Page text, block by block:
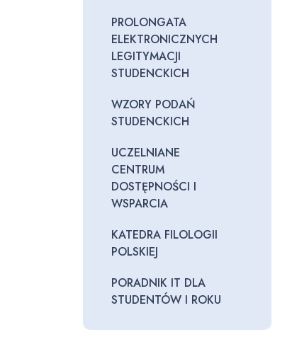
PROLONGATA
ELEKTRONICZNYCH
LEGITYMACJI
STUDENCKICH
WZORY PODAŃ
STUDENCKICH
UCZELNIANE
CENTRUM
DOSTĘPNOŚCI I
WSPARCIA
KATEDRA FILOLOGII
POLSKIEJ
PORADNIK IT DLA
STUDENTÓW I ROKU